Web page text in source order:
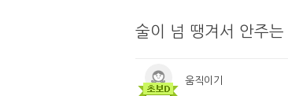
술이 넘 땡겨서 안주
움직이기